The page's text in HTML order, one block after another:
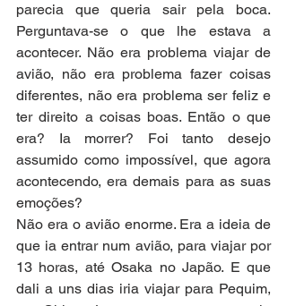
parecia que queria sair pela boca.
Perguntava-se o que lhe estava a
acontecer. Não era problema viajar de
avião, não era problema fazer coisas
diferentes, não era problema ser feliz e
ter direito a coisas boas. Então o que
era? Ia morrer? Foi tanto desejo
assumido como impossível, que agora
acontecendo, era demais para as suas
emoções?
Não era o avião enorme. Era a ideia de
que ia entrar num avião, para viajar por
13 horas, até Osaka no Japão. E que
dali a uns dias iria viajar para Pequim,